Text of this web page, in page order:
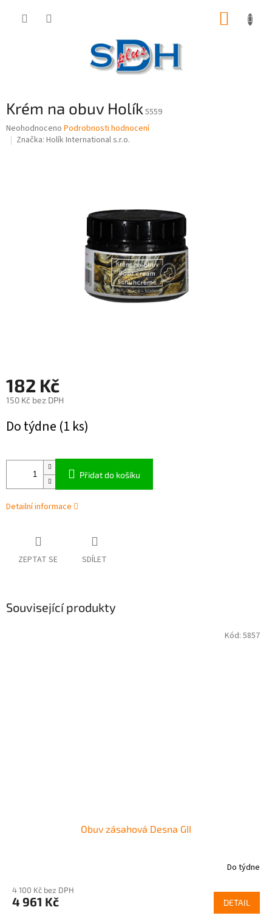
Krém na obuv Holík 5559
Průměrné
hodnocení
Neohodnoceno Podrobnosti hodnocení
Značka: Holík International s.r.o.
182 Kč
150 Kč bez DPH
cena:
Do týdne (1 ks)
Přidat do košíku
Detailní informace
ZEPTAT SE SDÍLET
Související produkty
Obuv zásahová Desna GII
Do týdne
4 100 Kč bez DPH
4 961 Kč DETAIL
Kód: 5857